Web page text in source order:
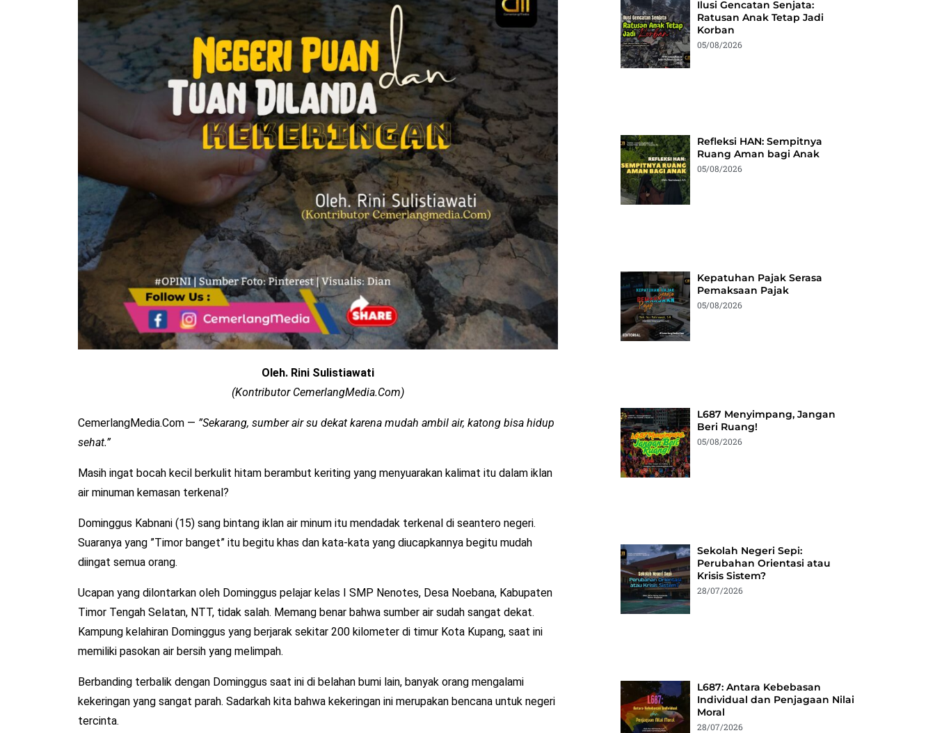
Oleh. Rini Sulistiawati
(Kontributor CemerlangMedia.Com)
CemerlangMedia.Com — ”Sekarang, sumber air su dekat karena mudah ambil air, katong bisa hidup
sehat.”
Masih ingat bocah kecil berkulit hitam berambut keriting yang menyuarakan kalimat itu dalam iklan
air minuman kemasan terkenal?
Dominggus Kabnani (15) sang bintang iklan air minum itu mendadak terkenal di seantero negeri.
Suaranya yang ”Timor banget” itu begitu khas dan kata-kata yang diucapkannya begitu mudah
diingat semua orang.
Ucapan yang dilontarkan oleh Dominggus pelajar kelas I SMP Nenotes, Desa Noebana, Kabupaten
Timor Tengah Selatan, NTT, tidak salah. Memang benar bahwa sumber air sudah sangat dekat.
Kampung kelahiran Dominggus yang berjarak sekitar 200 kilometer di timur Kota Kupang, saat ini
memiliki pasokan air bersih yang melimpah.
Berbanding terbalik dengan Dominggus saat ini di belahan bumi lain, banyak orang mengalami
kekeringan yang sangat parah. Sadarkah kita bahwa kekeringan ini merupakan bencana untuk negeri
tercinta.
Ilusi Gencatan Senjata:
Ratusan Anak Tetap Jadi
Korban
05/08/2026
Refleksi HAN: Sempitnya
Ruang Aman bagi Anak
05/08/2026
Kepatuhan Pajak Serasa
Pemaksaan Pajak
05/08/2026
L687 Menyimpang, Jangan
Beri Ruang!
05/08/2026
Sekolah Negeri Sepi:
Perubahan Orientasi atau
Krisis Sistem?
28/07/2026
L687: Antara Kebebasan
Individual dan Penjagaan Nilai
Moral
28/07/2026